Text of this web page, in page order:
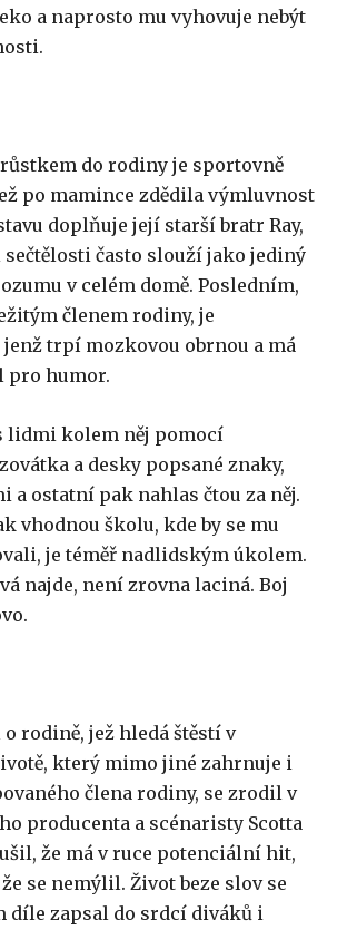
a naprosto mu vyhovuje nebýt
do rodiny je sportovně
po mamince zdědila výmluvnost
doplňuje její starší bratr Ray,
často slouží jako jediný
v celém domě. Posledním,
členem rodiny, je
jenž trpí mozkovou obrnou a má
pro humor.
lidmi kolem něj pomocí
a desky popsané znaky,
a ostatní pak nahlas čtou za něj.
vhodnou školu, kde by se mu
je téměř nadlidským úkolem.
najde, není zrovna laciná. Boj
rodině, jež hledá štěstí v
který mimo jiné zahrnuje i
člena rodiny, se zrodil v
producenta a scénaristy Scotta
že má v ruce potenciální hit,
se nemýlil. Život beze slov se
díle zapsal do srdcí diváků i